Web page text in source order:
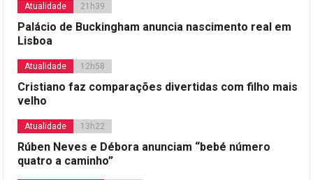
Atualidade 21h39
Palácio de Buckingham anuncia nascimento real em
Lisboa
Atualidade 12h58
Cristiano faz comparações divertidas com filho mais
velho
Atualidade 13h22
Rúben Neves e Débora anunciam “bebé número
quatro a caminho”